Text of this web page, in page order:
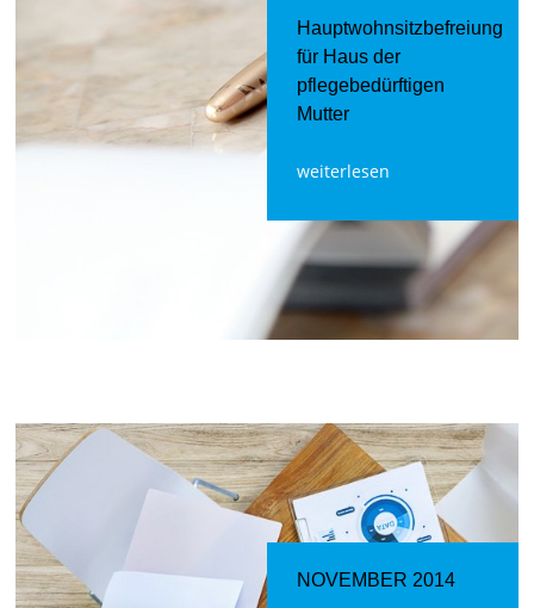
Hauptwohnsitzbefreiung
für Haus der
pflegebedürftigen
Mutter
weiterlesen
NOVEMBER 2014